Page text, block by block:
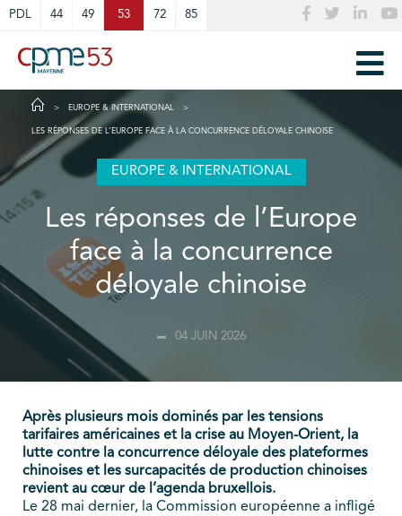
PDL 44 49 53 72 85
EUROPE & INTERNATIONAL
LES RÉPONSES DE L’EUROPE FACE À LA CONCURRENCE DÉLOYALE CHINOISE
EUROPE & INTERNATIONAL
Les réponses de l’Europe
face à la concurrence
déloyale chinoise
04 JUIN 2026
Après plusieurs mois dominés par les tensions
tarifaires américaines et la crise au Moyen-Orient, la
lutte contre la concurrence déloyale des plateformes
chinoises et les surcapacités de production chinoises
revient au cœur de l’agenda bruxellois.
Le 28 mai dernier, la Commission européenne a infligé
Cookies management panel